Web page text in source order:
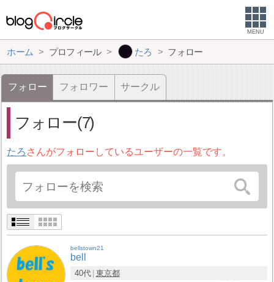
MENU
ホーム プロフィール たろ フォロー
フォロー フォロワー サークル
フォロー(7)
たろ さんがフォローしているユーザーの一覧です。
bellstown21
bell
40代 東京都